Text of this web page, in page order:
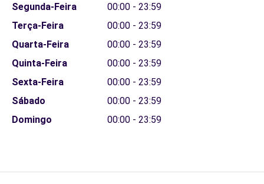
Segunda-Feira
00:00 - 23:59
Terça-Feira
00:00 - 23:59
Quarta-Feira
00:00 - 23:59
Quinta-Feira
00:00 - 23:59
Sexta-Feira
00:00 - 23:59
Sábado
00:00 - 23:59
Domingo
00:00 - 23:59